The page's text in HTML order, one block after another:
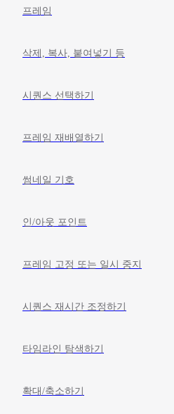
프레임
삭제, 복사, 붙여넣기 등
시퀀스 선택하기
프레임 재배열하기
썸네일 기호
인/아웃 포인트
프레임 고정 또는 일시 중지
시퀀스 재시간 조정하기
타임라인 탐색하기
확대/축소하기